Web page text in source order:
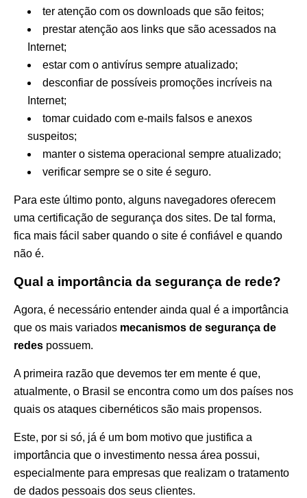
ter atenção com os downloads que são feitos;
prestar atenção aos links que são acessados na
Internet;
estar com o antivírus sempre atualizado;
desconfiar de possíveis promoções incríveis na
Internet;
tomar cuidado com e-mails falsos e anexos
suspeitos;
manter o sistema operacional sempre atualizado;
verificar sempre se o site é seguro.
Para este último ponto, alguns navegadores oferecem
uma certificação de segurança dos sites. De tal forma,
fica mais fácil saber quando o site é confiável e quando
não é.
Qual a importância da segurança de rede?
Agora, é necessário entender ainda qual é a importância
que os mais variados mecanismos de segurança de
redes possuem.
A primeira razão que devemos ter em mente é que,
atualmente, o Brasil se encontra como um dos países nos
quais os ataques cibernéticos são mais propensos.
Este, por si só, já é um bom motivo que justifica a
importância que o investimento nessa área possui,
especialmente para empresas que realizam o tratamento
de dados pessoais dos seus clientes.